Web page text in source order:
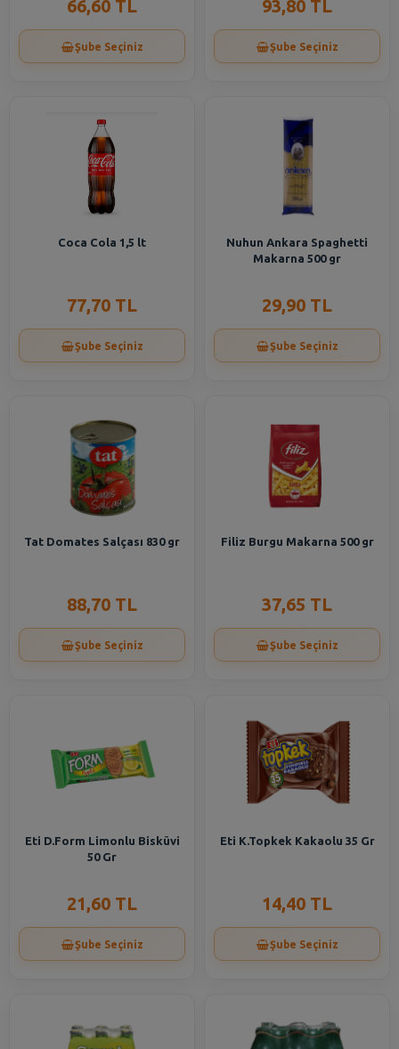
66,60 TL
Şube Seçiniz
93,80 TL
Şube Seçiniz
Coca Cola 1,5 lt
77,70 TL
Şube Seçiniz
Nuhun Ankara Spaghetti
Makarna 500 gr
29,90 TL
Şube Seçiniz
Tat Domates Salçası 830 gr
88,70 TL
Şube Seçiniz
Filiz Burgu Makarna 500 gr
37,65 TL
Şube Seçiniz
Eti D.Form Limonlu Bisküvi
50 Gr
21,60 TL
Şube Seçiniz
Eti K.Topkek Kakaolu 35 Gr
14,40 TL
Şube Seçiniz